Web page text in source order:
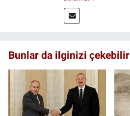
Bunlar da ilginizi çekebilir